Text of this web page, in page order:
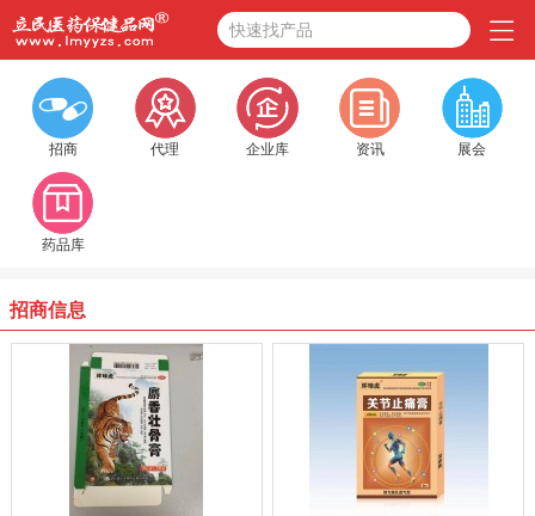
快速找产品
招商 代理 企业库 资讯 展会
药品库
招商信息